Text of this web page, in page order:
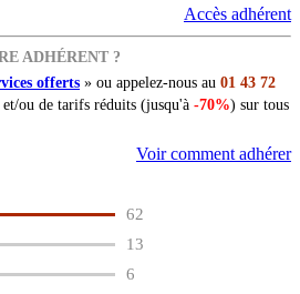
Accès adhérent
ADHÉRENT ?
offerts » ou appelez-nous au 01 43 72
ou de tarifs réduits (jusqu'à -70%) sur tous
Voir comment adhérer
62
13
6